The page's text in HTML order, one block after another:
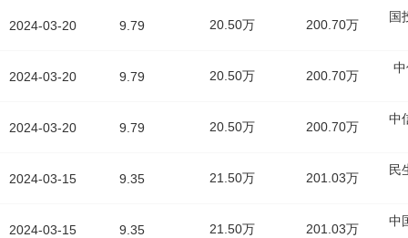
2024-03-20
2024-03-20
2024-03-20
2024-03-15
2024-03-15
9.79 20.50万 200.70万
国
9.79 20.50万 200.70万
9.79 20.50万 200.70万
中
9.35 21.50万 201.03万
民
9.35 21.50万 201.03万
中